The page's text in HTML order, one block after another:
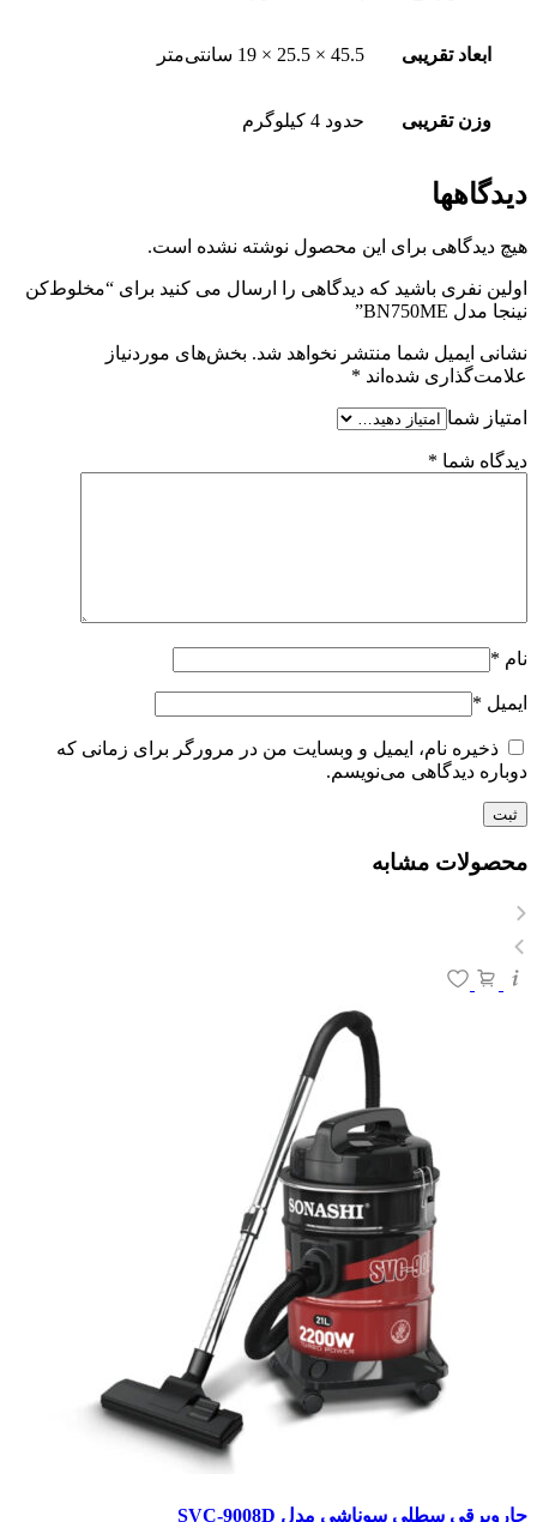
ابعاد تقریبی 45.5 × 25.5 × 19 سانتی‌متر
وزن تقریبی حدود 4 کیلوگرم
دیدگاهها
هیچ دیدگاهی برای این محصول نوشته نشده است.
اولین نفری باشید که دیدگاهی را ارسال می کنید برای “مخلوط‌کن
نینجا مدل BN750ME”
نشانی ایمیل شما منتشر نخواهد شد. بخش‌های موردنیاز
علامت‌گذاری شده‌اند *
امتیاز شما
دیدگاه شما *
نام *
ایمیل *
ذخیره نام، ایمیل و وبسایت من در مرورگر برای زمانی که
دوباره دیدگاهی می‌نویسم.
محصولات مشابه
جاروبرقی سطلی سوناشی مدل SVC-9008D